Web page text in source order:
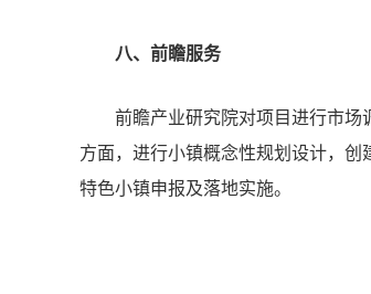
八、前瞻服务
前瞻产业研究院对项目进行市场
方面，进行小镇概念性规划设计，
特色小镇申报及落地实施。